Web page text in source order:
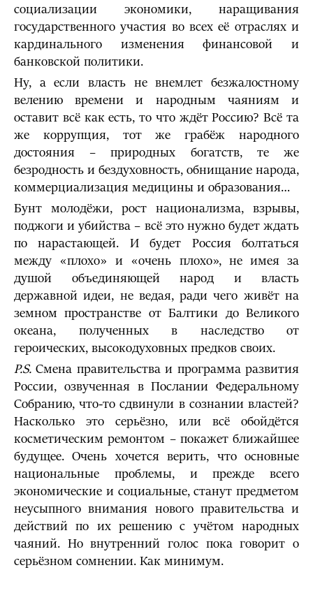
социализации экономики, наращивания
государственного участия во всех её отраслях и
кардинального изменения финансовой и
банковской политики.
Ну, а если власть не внемлет безжалостному
велению времени и народным чаяниям и
оставит всё как есть, то что ждёт Россию? Всё та
же коррупция, тот же грабёж народного
достояния – природных богатств, те же
безродность и бездуховность, обнищание народа,
коммерциализация медицины и образования…
Бунт молодёжи, рост национализма, взрывы,
поджоги и убийства – всё это нужно будет ждать
по нарастающей. И будет Россия болтаться
между «плохо» и «очень плохо», не имея за
душой объединяющей народ и власть
державной идеи, не ведая, ради чего живёт на
земном пространстве от Балтики до Великого
океана, полученных в наследство от
героических, высокодуховных предков своих.
P.S. Смена правительства и программа развития
России, озвученная в Послании Федеральному
Собранию, что-то сдвинули в сознании властей?
Насколько это серьёзно, или всё обойдётся
косметическим ремонтом – покажет ближайшее
будущее. Очень хочется верить, что основные
национальные проблемы, и прежде всего
экономические и социальные, станут предметом
неусыпного внимания нового правительства и
действий по их решению с учётом народных
чаяний. Но внутренний голос пока говорит о
серьёзном сомнении. Как минимум.